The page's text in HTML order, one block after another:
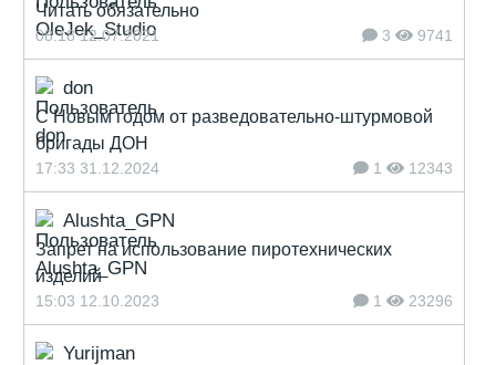
Читать обязательно
08:18 12.07.2021 3 9741
don
С Новым годом от разведовательно-штурмовой
бригады ДОН
17:33 31.12.2024 1 12343
Alushta_GPN
Запрет на использование пиротехнических
изделий
15:03 12.10.2023 1 23296
Yurijman